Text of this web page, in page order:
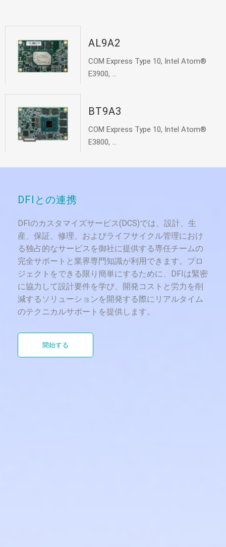
AL9A2
COM Express Type 10, Intel Atom®
E3900, ...
BT9A3
COM Express Type 10, Intel Atom®
E3800, ...
DFIとの連携
DFIのカスタマイズサービス(DCS)では、設計、生
産、保証、修理、およびライフサイクル管理におけ
る独占的なサービスを御社に提供する専任チームの
完全サポートと業界専門知識が利用できます。プロ
ジェクトをできる限り簡単にするために、DFIは緊密
に協力して設計要件を学び、開発コストと労力を削
減するソリューションを開発する際にリアルタイム
のテクニカルサポートを提供します。
開始する